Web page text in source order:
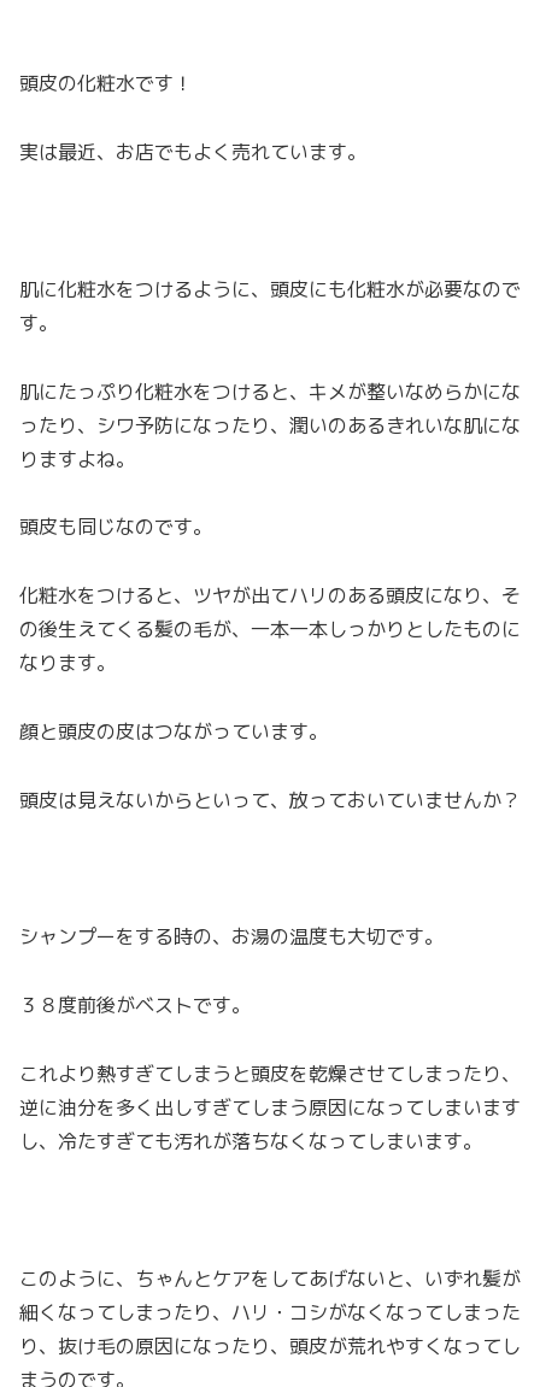
頭皮の化粧水です！
実は最近、お店でもよく売れています。
肌に化粧水をつけるように、頭皮にも化粧水が必要なので
す。
肌にたっぷり化粧水をつけると、キメが整いなめらかにな
ったり、シワ予防になったり、潤いのあるきれいな肌にな
りますよね。
頭皮も同じなのです。
化粧水をつけると、ツヤが出てハリのある頭皮になり、そ
の後生えてくる髪の毛が、一本一本しっかりとしたものに
なります。
顔と頭皮の皮はつながっています。
頭皮は見えないからといって、放っておいていませんか？
シャンプーをする時の、お湯の温度も大切です。
３８度前後がベストです。
これより熱すぎてしまうと頭皮を乾燥させてしまったり、
逆に油分を多く出しすぎてしまう原因になってしまいます
し、冷たすぎても汚れが落ちなくなってしまいます。
このように、ちゃんとケアをしてあげないと、いずれ髪が
細くなってしまったり、ハリ・コシがなくなってしまった
り、抜け毛の原因になったり、頭皮が荒れやすくなってし
まうのです。